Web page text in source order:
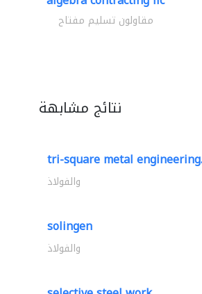
مقاولون تسليم مفتاح
نتائج مشابهة
tri-square metal
والفولاذ
solingen
والفولاذ